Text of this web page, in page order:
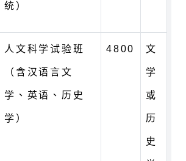
统）
人文科学试验班
（含汉语言文
学、英语、历史
学）
4800 文
学
或
历
史